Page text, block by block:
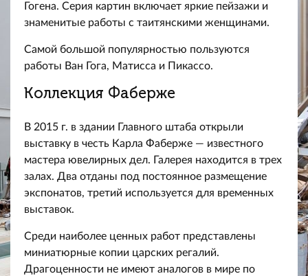
Гогена. Серия картин включает яркие пейзажи и
знаменитые работы с таитянскими женщинами.
Самой большой популярностью пользуются
работы Ван Гога, Матисса и Пикассо.
Коллекция Фаберже
В 2015 г. в здании Главного штаба открыли
выставку в честь Карла Фаберже — известного
мастера ювелирных дел. Галерея находится в трех
залах. Два отданы под постоянное размещение
экспонатов, третий используется для временных
выставок.
Среди наиболее ценных работ представлены
миниатюрные копии царских регалий.
Драгоценности не имеют аналогов в мире по